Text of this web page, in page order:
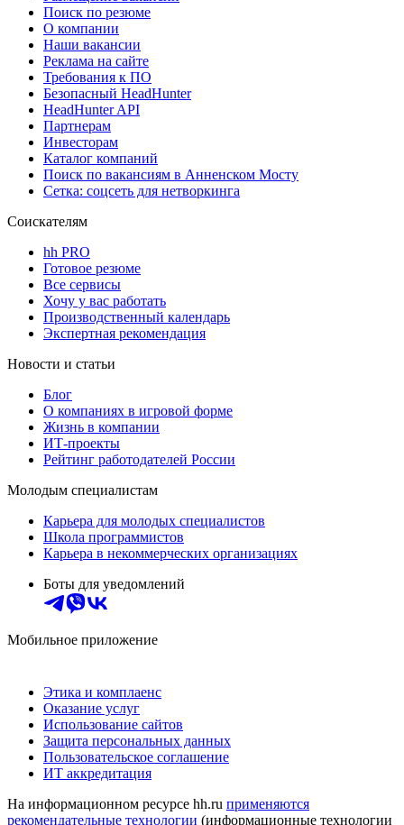
Поиск по резюме
О компании
Наши вакансии
Реклама на сайте
Требования к ПО
Безопасный HeadHunter
HeadHunter API
Партнерам
Инвесторам
Каталог компаний
Поиск по вакансиям в Анненском Мосту
Сетка: соцсеть для нетворкинга
Соискателям
hh PRO
Готовое резюме
Все сервисы
Хочу у вас работать
Производственный календарь
Экспертная рекомендация
Новости и статьи
Блог
О компаниях в игровой форме
Жизнь в компании
ИТ-проекты
Рейтинг работодателей России
Молодым специалистам
Карьера для молодых специалистов
Школа программистов
Карьера в некоммерческих организациях
Боты для уведомлений
Мобильное приложение
Этика и комплаенс
Оказание услуг
Использование сайтов
Защита персональных данных
Пользовательское соглашение
ИТ аккредитация
На информационном ресурсе hh.ru применяются
рекомендательные технологии (информационные технологии